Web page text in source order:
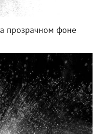
прозрачном фоне